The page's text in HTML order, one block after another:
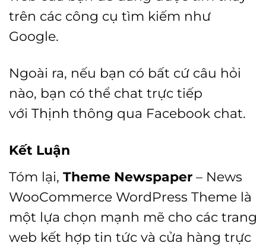
trên các công cụ tìm kiếm như
Google.
Ngoài ra, nếu bạn có bất cứ câu hỏi
nào, bạn có thể chat trực tiếp
với Thịnh thông qua Facebook chat.
Kết Luận
Tóm lại, Theme Newspaper – News
WooCommerce WordPress Theme là
một lựa chọn mạnh mẽ cho các trang
web kết hợp tin tức và cửa hàng trực